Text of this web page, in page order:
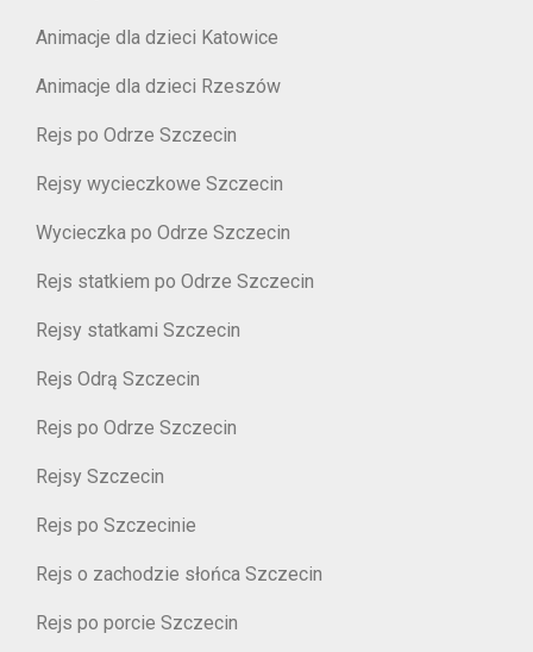
Animacje dla dzieci Katowice
Animacje dla dzieci Rzeszów
Rejs po Odrze Szczecin
Rejsy wycieczkowe Szczecin
Wycieczka po Odrze Szczecin
Rejs statkiem po Odrze Szczecin
Rejsy statkami Szczecin
Rejs Odrą Szczecin
Rejs po Odrze Szczecin
Rejsy Szczecin
Rejs po Szczecinie
Rejs o zachodzie słońca Szczecin
Rejs po porcie Szczecin